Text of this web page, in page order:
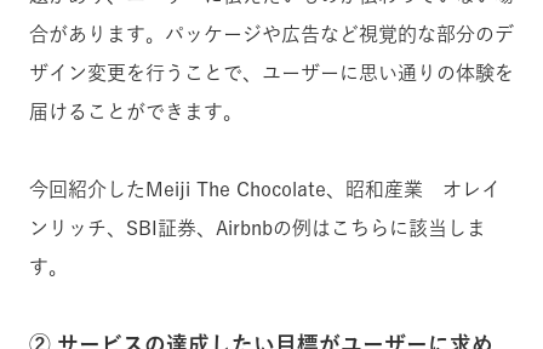
合があります。パッケージや広告など視覚的な部分のデ
ザイン変更を行うことで、ユーザーに思い通りの体験を
届けることができます。
今回紹介したMeiji The Chocolate、昭和産業 オレイ
ンリッチ、SBI証券、Airbnbの例はこちらに該当しま
す。
② サービスの達成したい目標がユーザーに求め